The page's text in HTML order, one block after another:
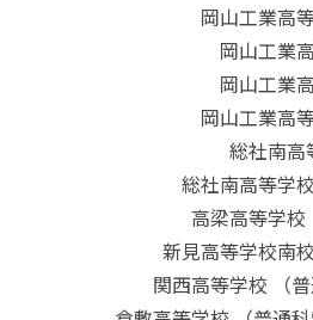
岡山工業高
岡山工業
岡山工業
岡山工業高
総社南高
総社南高等学
高梁高等学校
新見高等学校南
関西高等学校 （